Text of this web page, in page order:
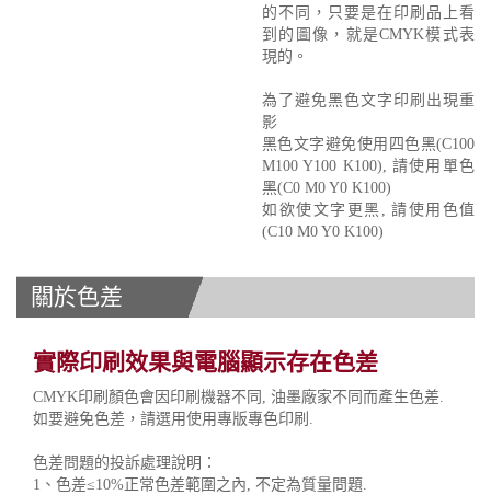
的不同，只要是在印刷品上看
到的圖像，就是CMYK模式表
現的。
為了避免黑色文字印刷出現重
影
黑色文字避免使用四色黑(C100
M100 Y100 K100), 請使用單色
黑(C0 M0 Y0 K100)
如欲使文字更黑, 請使用色值
(C10 M0 Y0 K100)
關於色差
實際印刷效果與電腦顯示存在色差
CMYK印刷顏色會因印刷機器不同, 油墨廠家不同而產生色差.
如要避免色差，請選用使用專版專色印刷.
色差問題的投訴處理說明：
1、色差≤10%正常色差範圍之內, 不定為質量問題.